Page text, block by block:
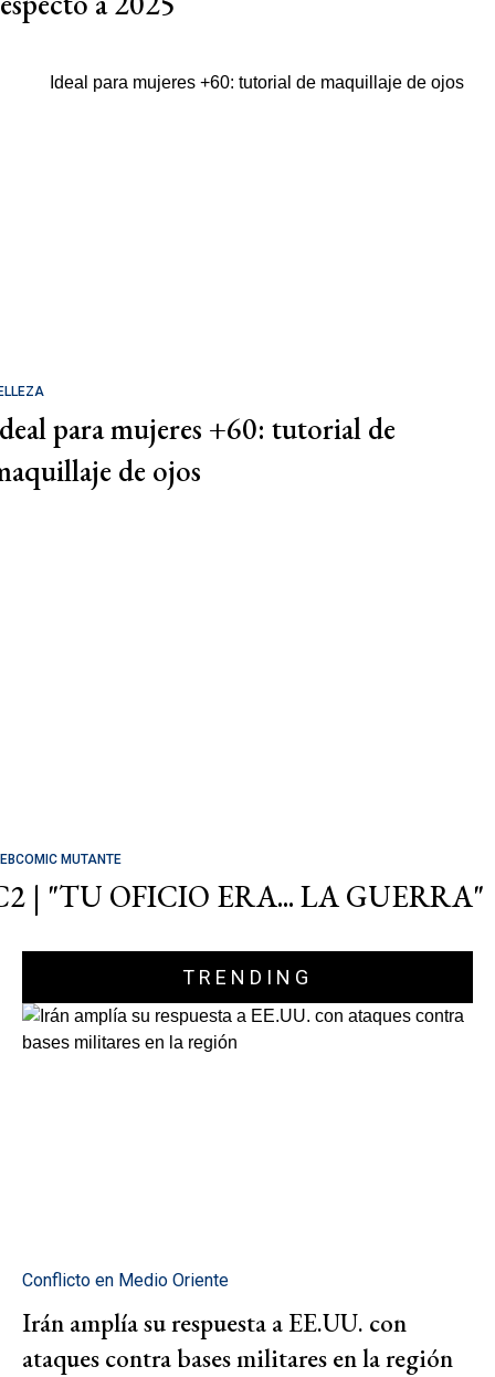
para mujeres +60: tutorial de
de ojos
MUTANTE
| "TU OFICIO ERA... LA GUERRA"
TRENDING
Conflicto en Medio Oriente
Irán amplía su respuesta a EE.UU. con
ataques contra bases militares en la región